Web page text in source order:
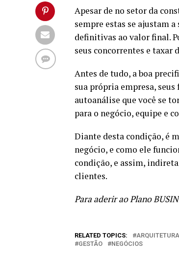
Apesar de no setor da
sempre estas se ajustam
definitivas ao valor final.
seus concorrentes e
Antes de tudo, a boa
sua própria empresa,
autoanálise que você se
para o negócio, equipe e
Diante desta condição, é
negócio, e como ele
condição, e assim,
clientes.
Para aderir ao Plano
RELATED TOPICS: ARQUITETURA
GESTÃO
NEGÓCIOS